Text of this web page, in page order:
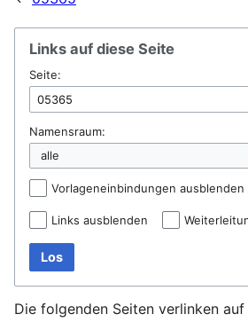
Links auf diese Seite
Seite:
Namensraum:
Vorlageneinbindungen ausblenden
Links ausblenden
Los
Die folgenden Seiten verlinken auf